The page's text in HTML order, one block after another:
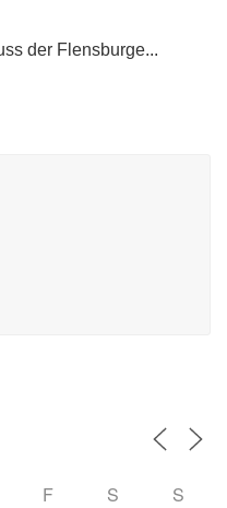
der Flensburge...
F S S